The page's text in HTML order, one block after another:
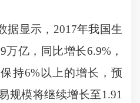
据显示，2017年我国生
亿，同比增长6.9%，
持6%以上的增长，预
规模将继续增长至1.91